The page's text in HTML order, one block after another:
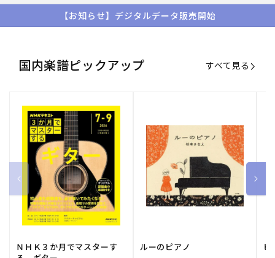
【お知らせ】デジタルデータ販売開始
国内楽譜ピックアップ すべて見る
ＮＨＫ３か月でマスターす
ルーのピアノ ピ